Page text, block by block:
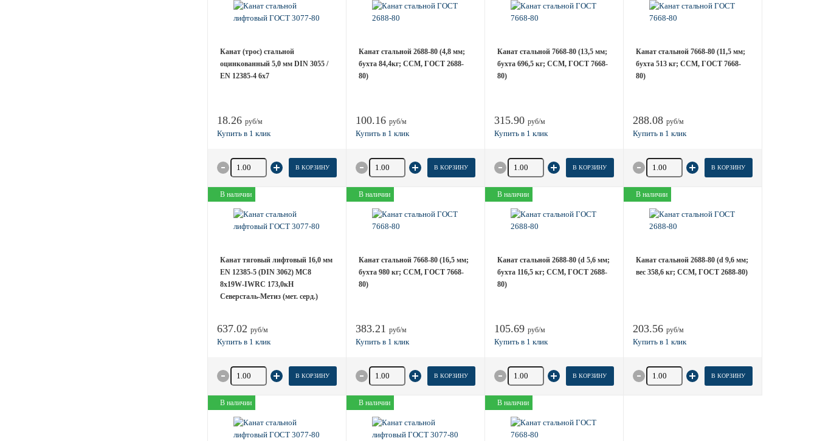
Канат (трос) стальной
оцинкованный 5,0 мм DIN 3055 /
EN 12385-4 6x7
18.26 руб/м
Количество товара В КОРЗИНУ
Канат стальной 2688-80 (4,8 мм;
бухта 84,4кг; ССМ, ГОСТ 2688-
80)
100.16 руб/м
Количество товара В КОРЗИНУ
Канат стальной 7668-80 (13,5 мм;
бухта 696,5 кг; ССМ, ГОСТ 7668-
80)
315.90 руб/м
Количество товара В КОРЗИНУ
Канат стальной 7668-80 (11,5 мм;
бухта 513 кг; ССМ, ГОСТ 7668-
80)
288.08 руб/м
Количество товара В КОРЗИНУ
В наличии
Канат тяговый лифтовый 16,0 мм
EN 12385-5 (DIN 3062) МС8
8х19W-IWRC 173,0кН
Северсталь-Метиз (мет. серд.)
637.02 руб/м
Количество товара В КОРЗИНУ
В наличии
Канат стальной 7668-80 (16,5 мм;
бухта 980 кг; ССМ, ГОСТ 7668-
80)
383.21 руб/м
Количество товара В КОРЗИНУ
В наличии
Канат стальной 2688-80 (d 5,6 мм;
бухта 116,5 кг; ССМ, ГОСТ 2688-
80)
105.69 руб/м
Количество товара В КОРЗИНУ
В наличии
Канат стальной 2688-80 (d 9,6 мм;
вес 358,6 кг; ССМ, ГОСТ 2688-80)
203.56 руб/м
Количество товара В КОРЗИНУ
В наличии В наличии В наличии